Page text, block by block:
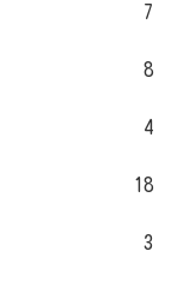
7
8
4
18
3